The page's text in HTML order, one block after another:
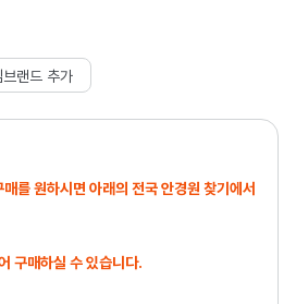
브랜드 추가
를 원하시면 아래의 전국 안경원 찾기에서
구매하실 수 있습니다.